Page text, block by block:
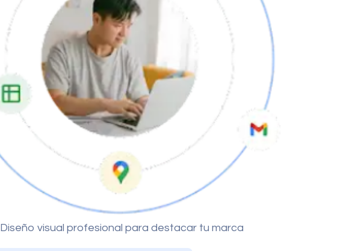
Diseño visual profesional para destacar tu marca